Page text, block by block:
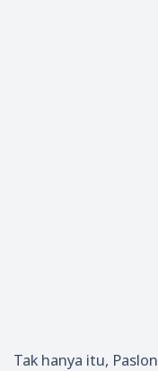
Tak hanya itu, Paslon